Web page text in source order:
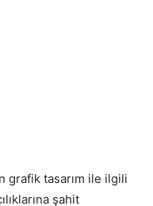
grafik tasarım ile ilgili
şahit